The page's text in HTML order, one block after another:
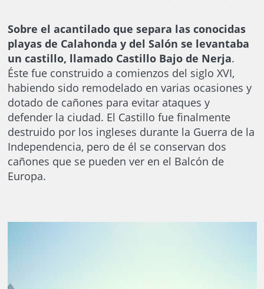
Sobre el acantilado que separa las conocidas
playas de Calahonda y del Salón se levantaba
un castillo, llamado Castillo Bajo de Nerja.
Éste fue construido a comienzos del siglo XVI,
habiendo sido remodelado en varias ocasiones y
dotado de cañones para evitar ataques y
defender la ciudad. El Castillo fue finalmente
destruido por los ingleses durante la Guerra de la
Independencia, pero de él se conservan dos
cañones que se pueden ver en el Balcón de
Europa.